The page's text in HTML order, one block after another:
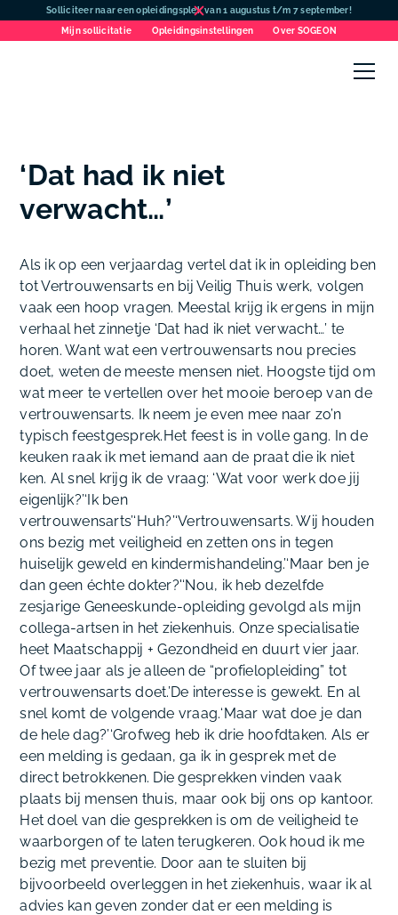
Solliciteer naar een opleidingsplek van 1 augustus t/m 7 september!
Mijn sollicitatie
Opleidingsinstellingen Over SOGEON
‘Dat had ik niet
verwacht…’
Als ik op een verjaardag vertel dat ik in opleiding ben
tot Vertrouwensarts en bij Veilig Thuis werk, volgen
vaak een hoop vragen. Meestal krijg ik ergens in mijn
verhaal het zinnetje ‘Dat had ik niet verwacht…’ te
horen. Want wat een vertrouwensarts nou precies
doet, weten de meeste mensen niet. Hoogste tijd om
wat meer te vertellen over het mooie beroep van de
vertrouwensarts. Ik neem je even mee naar zo’n
typisch feestgesprek.Het feest is in volle gang. In de
keuken raak ik met iemand aan de praat die ik niet
ken. Al snel krijg ik de vraag: ‘Wat voor werk doe jij
eigenlijk?’‘Ik ben
vertrouwensarts’‘Huh?’‘Vertrouwensarts. Wij houden
ons bezig met veiligheid en zetten ons in tegen
huiselijk geweld en kindermishandeling.’‘Maar ben je
dan geen échte dokter?'‘Nou, ik heb dezelfde
zesjarige Geneeskunde-opleiding gevolgd als mijn
collega-artsen in het ziekenhuis. Onze specialisatie
heet Maatschappij + Gezondheid en duurt vier jaar.
Of twee jaar als je alleen de “profielopleiding” tot
vertrouwensarts doet.’De interesse is gewekt. En al
snel komt de volgende vraag.‘Maar wat doe je dan
de hele dag?’‘Grofweg heb ik drie hoofdtaken. Als er
een melding is gedaan, ga ik in gesprek met de
direct betrokkenen. Die gesprekken vinden vaak
plaats bij mensen thuis, maar ook bij ons op kantoor.
Het doel van die gesprekken is om de veiligheid te
waarborgen of te laten terugkeren. Ook houd ik me
bezig met preventie. Door aan te sluiten bij
bijvoorbeeld overleggen in het ziekenhuis, waar ik al
advies kan geven zonder dat er een melding is